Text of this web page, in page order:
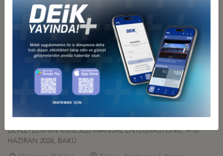
27 Temmuz 2026 Pazartesi Türkiye - Gürcistan İş Konseyi
AFGANİSTAN TALK MADEN SAHASI GELİŞTİRME İHALESİ HK
27 Temmuz 2026 Pazartesi Türkiye - Afganistan İş Konseyi
YEREL FİRMALARIN TANITIM SERGİSİ, 17-20 HAZİRAN 2026,
08 Haziran 2026 Pazartesi Türkiye - Azerbaycan İş Konseyi
ULUSLARARASI FİNANS VE BANKACILIK ZİRVESİ 2026: TÜRK
DEVLETLERİNİN KÜRESELFİNANSAL ENTEGRASYONU, 9-10
HAZİRAN 2026, BAKÜ